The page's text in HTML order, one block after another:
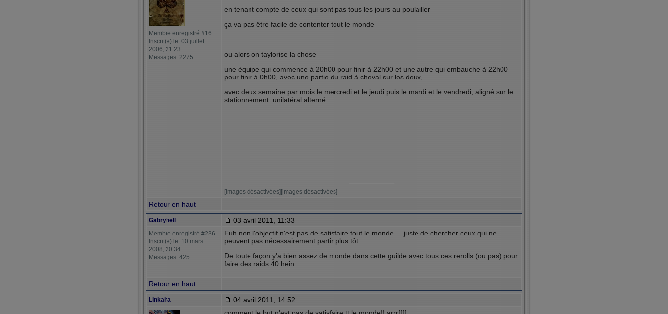
Membre enregistré #16
Inscrit(e) le: 03 juillet
2006, 21:23
Messages: 2275
en tenant compte de ceux qui sont pas tous les jours au poulailler
ça va pas être facile de contenter tout le monde
ou alors on taylorise la chose
une équipe qui commence à 20h00 pour finir à 22h00 et une autre qui embauche à 22h00
pour finir à 0h00, avec une partie du raid à cheval sur les deux,
avec deux semaine par mois le mercredi et le jeudi puis le mardi et le vendredi, aligné sur le
stationnement unilatéral alterné
[images désactivées][images désactivées]
Retour en haut
Gabryhell 03 avril 2011, 11:33
Membre enregistré #236
Inscrit(e) le: 10 mars
2008, 20:34
Messages: 425
Euh non l'objectif n'est pas de satisfaire tout le monde ... juste de chercher ceux qui ne
peuvent pas nécessairement partir plus tôt ...
De toute façon y'a bien assez de monde dans cette guilde avec tous ces rerolls (ou pas) pour
faire des raids 40 hein ...
Retour en haut
Linkaha 04 avril 2011, 14:52